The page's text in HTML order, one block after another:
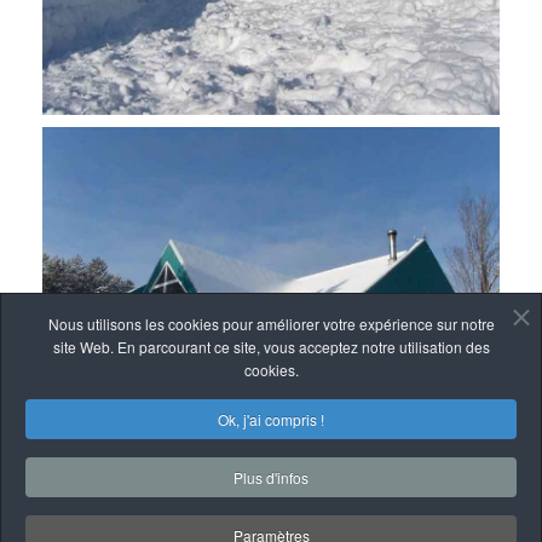
Nous utilisons les cookies pour améliorer votre expérience sur notre
site Web. En parcourant ce site, vous acceptez notre utilisation des
cookies.
Ok, j'ai compris !
Plus d'infos
Paramètres